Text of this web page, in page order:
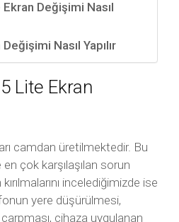
Değişimi Nasıl
Nasıl Yapılır
Lite Ekran
camdan üretilmektedir. Bu
çok karşılaşılan sorun
kırılmalarını incelediğimizde ise
yere düşürülmesi,
cihaza uygulanan